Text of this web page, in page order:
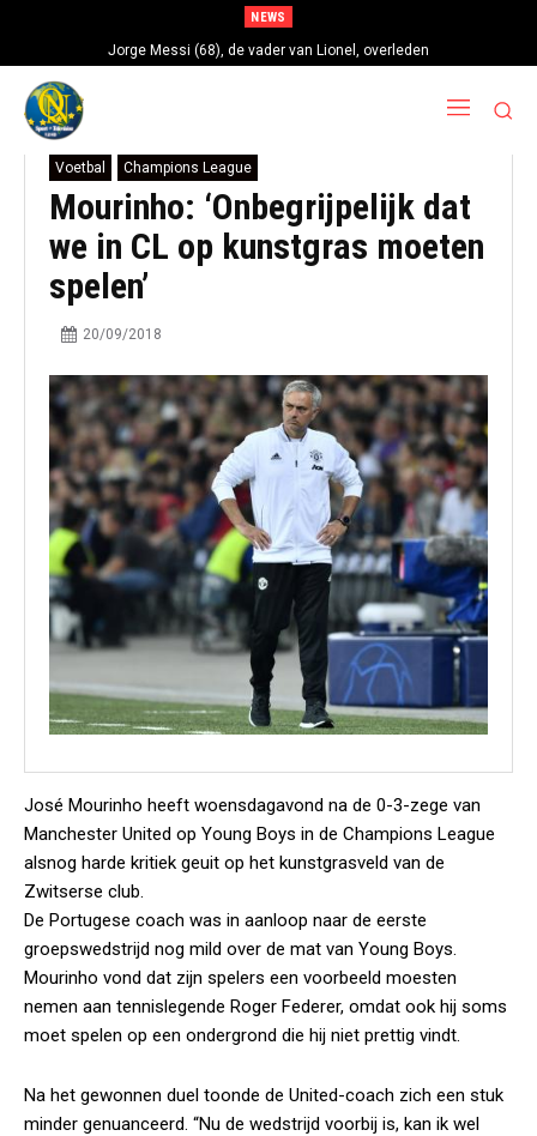
NEWS
Jorge Messi (68), de vader van Lionel, overleden
Voetbal Champions League
Mourinho: ‘Onbegrijpelijk dat
we in CL op kunstgras moeten
spelen’
20/09/2018
José Mourinho heeft woensdagavond na de 0-3-zege van
Manchester United op Young Boys in de Champions League
alsnog harde kritiek geuit op het kunstgrasveld van de
Zwitserse club.
De Portugese coach was in aanloop naar de eerste
groepswedstrijd nog mild over de mat van Young Boys.
Mourinho vond dat zijn spelers een voorbeeld moesten
nemen aan tennislegende Roger Federer, omdat ook hij soms
moet spelen op een ondergrond die hij niet prettig vindt.
Na het gewonnen duel toonde de United-coach zich een stuk
minder genuanceerd. “Nu de wedstrijd voorbij is, kan ik wel